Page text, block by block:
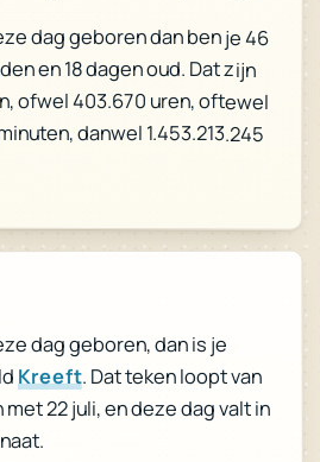
dag geboren dan ben je 46
en 18 dagen oud. Dat zijn
ofwel 403.670 uren, oftewel
danwel 1.453.213.245
dag geboren, dan is je
Kreeft. Dat teken loopt van
met 22 juli, en deze dag valt in